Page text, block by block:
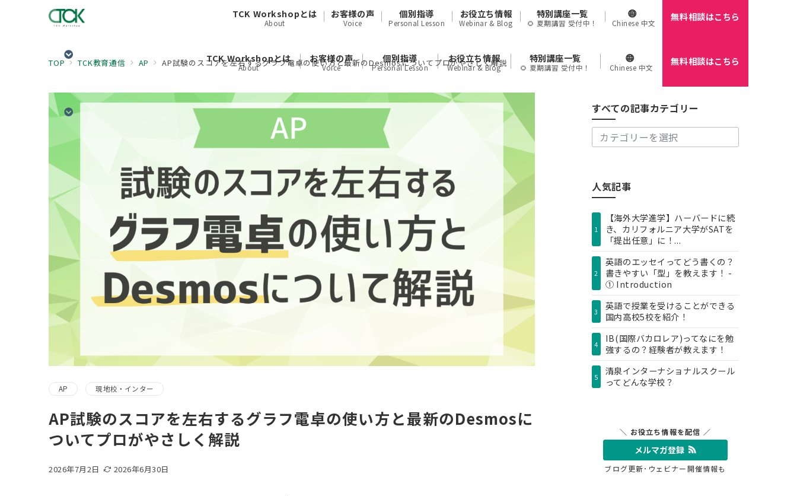
TCK Workshopとは
About
お客様の声
Voice
個別指導
Personal Lesson
お役立ち情報
Webinar & Blog
特別講座一覧
🌻 夏期講習 受付中！ Chinese 中文
無料相談はこちら
TCK Workshopとは
About
お客様の声
Voice
個別指導
Personal Lesson
お役立ち情報
Webinar & Blog
特別講座一覧
🌻 夏期講習 受付中！ Chinese 中文
無料相談はこちら
TOP TCK教育通信 AP AP試験のスコアを左右するグラフ電卓の使い方と最新のDesmosについてプロがやさしく解説
AP 現地校・インター
AP試験のスコアを左右するグラフ電卓の使い方と最新のDesmosに
ついてプロがやさしく解説
2026年7月2日 2026年6月30日
すべての記事カテゴリー
記
事
ー
人気記事
1
【海外大学進学】ハーバードに続
き、カリフォルニア大学がSATを
「提出任意」に！...
2
英語のエッセイってどう書くの？
書きやすい「型」を教えます！ -
① Introduction
3
英語で授業を受けることができる
国内高校5校を紹介！
4
IB(国際バカロレア)ってなにを勉
強するの？経験者が教えます！
5
清泉インターナショナルスクール
ってどんな学校？
＼ お役立ち情報を配信 ／
メルマガ登録
ブログ更新･ウェビナー開催情報も